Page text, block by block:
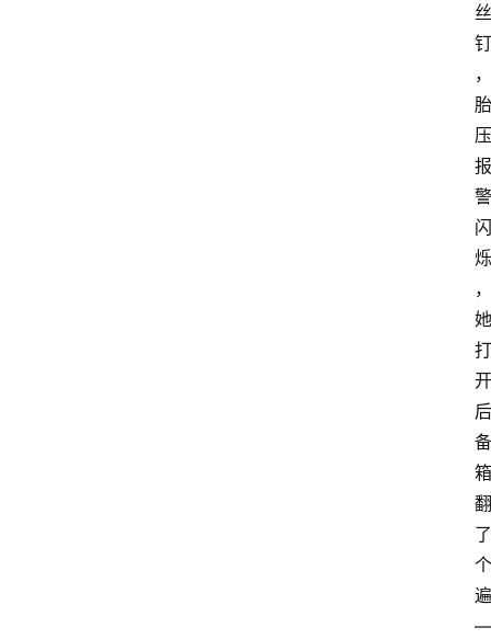
丝
钉
，
胎
压
报
警
闪
烁
，
她
打
开
后
备
箱
翻
了
个
遍
—